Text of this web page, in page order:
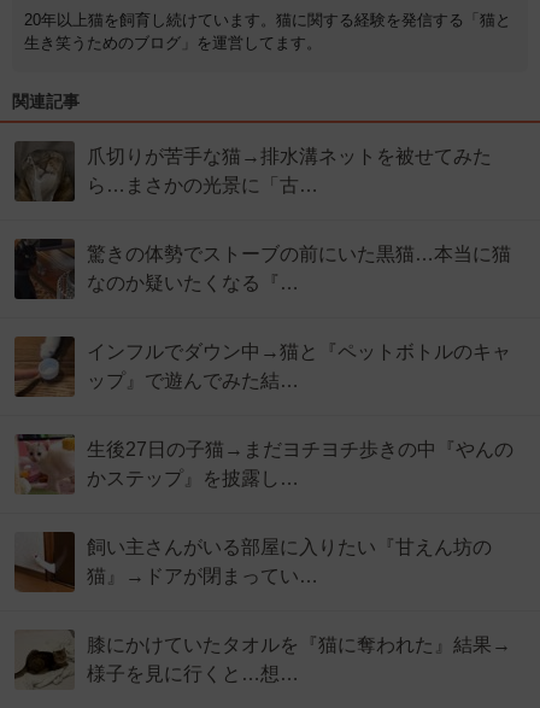
20年以上猫を飼育し続けています。猫に関する経験を発信する「猫と
生き笑うためのブログ」を運営してます。
関連記事
爪切りが苦手な猫→排水溝ネットを被せてみた
ら…まさかの光景に「古…
驚きの体勢でストーブの前にいた黒猫…本当に猫
なのか疑いたくなる『…
インフルでダウン中→猫と『ペットボトルのキャ
ップ』で遊んでみた結…
生後27日の子猫→まだヨチヨチ歩きの中『やんの
かステップ』を披露し…
飼い主さんがいる部屋に入りたい『甘えん坊の
猫』→ドアが閉まってい…
膝にかけていたタオルを『猫に奪われた』結果→
様子を見に行くと…想…